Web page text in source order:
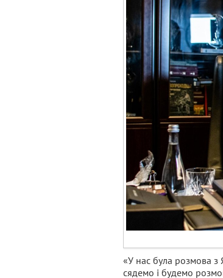
«У нас була розмова
сядемо і будемо